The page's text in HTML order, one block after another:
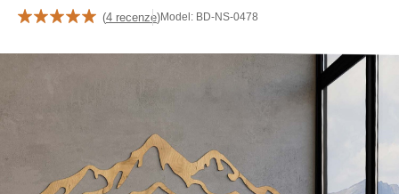
(4 recenze)Model: BD-NS-0478